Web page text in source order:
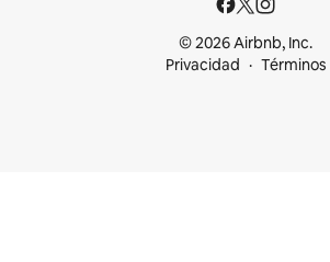
© 2026 Airbnb, Inc.
Privacidad
Términos